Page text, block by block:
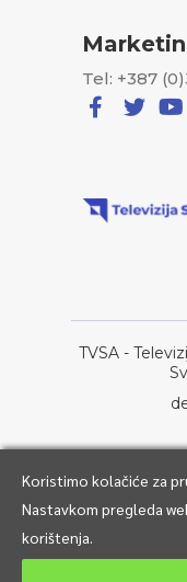
Tel: +387
TVSA -
Koristimo kolačiće za
Nastavkom pregleda
korištenja.